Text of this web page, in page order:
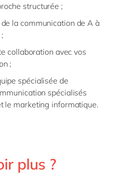
structurée ;
la communication de A à
collaboration avec vos
;
spécialisée de
spécialisés
le marketing informatique.
plus ?